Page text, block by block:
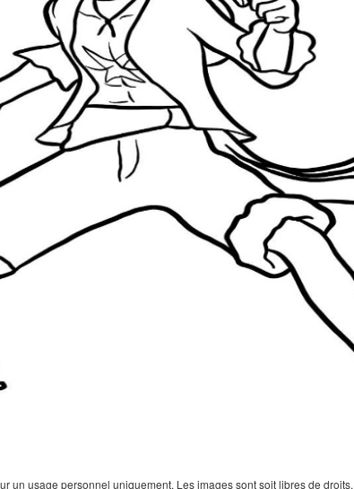
un usage personnel uniquement. Les images sont soit libres de